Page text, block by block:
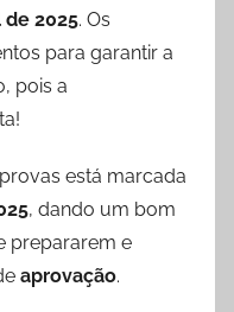
de 2025. Os
para garantir a
pois a
está marcada
, dando um bom
prepararem e
aprovação.